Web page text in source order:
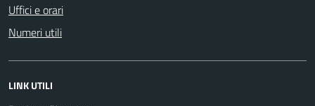
Uffici e orari
Numeri utili
LINK UTILI